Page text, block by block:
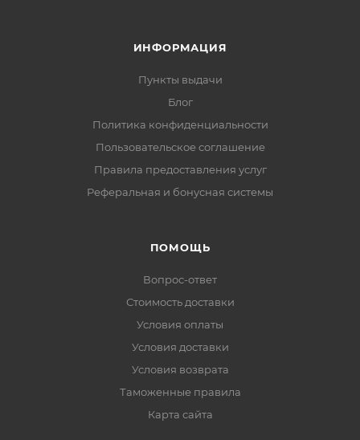
ИНФОРМАЦИЯ
Пункты выдачи
Блог
Политика конфиденциальности
Пользовательское соглашение
Правила предоставления услуг
Реферальная и бонусная системы
ПОМОЩЬ
Вопрос-ответ
Стоимость доставки
Условия оплаты
Условия доставки
Условия возврата
Таможенные правила
Карта сайта